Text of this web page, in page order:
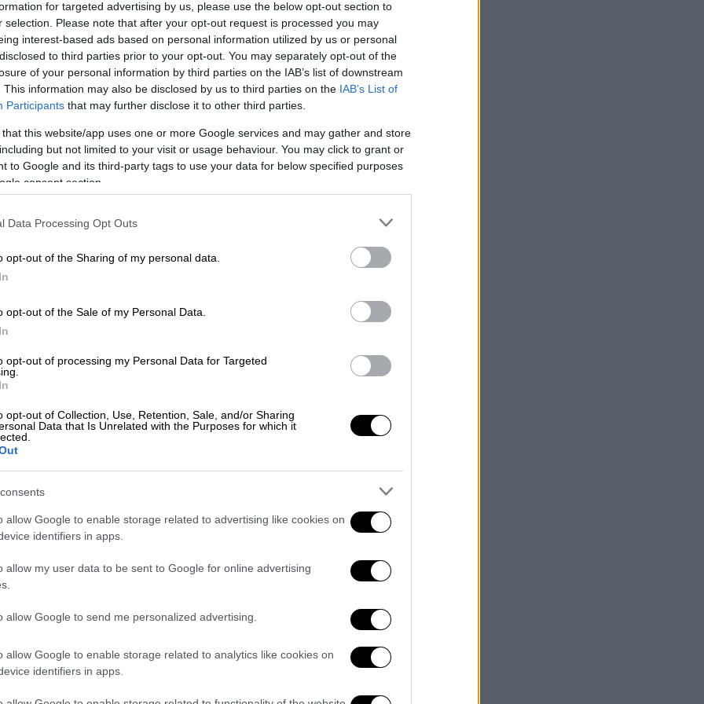
for targeted advertising by us, please use the below opt-out section to
selection. Please note that after your opt-out request is processed you may
interest-based ads based on personal information utilized by us or personal
to third parties prior to your opt-out. You may separately opt-out of the
of your personal information by third parties on the IAB’s list of downstream
This information may also be disclosed by us to third parties on the IAB’s List of
Participants that may further disclose it to other third parties.
that this website/app uses one or more Google services and may gather and store
but not limited to your visit or usage behaviour. You may click to grant or
to Google and its third-party tags to use your data for below specified purposes
consent section.
Data Processing Opt Outs
opt-out of the Sharing of my personal data.
opt-out of the Sale of my Personal Data.
opt-out of processing my Personal Data for Targeted
opt-out of Collection, Use, Retention, Sale, and/or Sharing
Data that Is Unrelated with the Purposes for which it
allow Google to enable storage related to advertising like cookies on
identifiers in apps.
allow my user data to be sent to Google for online advertising
allow Google to send me personalized advertising.
allow Google to enable storage related to analytics like cookies on
identifiers in apps.
ΟΑΚΑ, ηΠαρίήταν εντυπωσιακή
από την Αθήνα θέτοντας σε
Το Τριφύλλι προσπάθησε στο
δεν τα κατάφερε χάνοντας με 101-98
αίσιο τέλος για τους πρωταθλητές
Ολυμπιακό και κίνδυνος απώλειας
επεισόδιο του Γιώργου
την τύχη στα χέρια του καθώς χρειάζεται
(Μονακό εκτός, Ερυθρός Αστέρας
έδρας. Οι Πράσινοι υποχώρησαν στο
την κορυφαία τετράδα